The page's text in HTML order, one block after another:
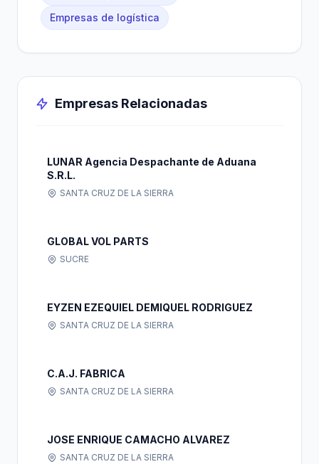
Empresas de logística
Empresas Relacionadas
LUNAR Agencia Despachante de Aduana
S.R.L.
SANTA CRUZ DE LA SIERRA
GLOBAL VOL PARTS
SUCRE
EYZEN EZEQUIEL DEMIQUEL RODRIGUEZ
SANTA CRUZ DE LA SIERRA
C.A.J. FABRICA
SANTA CRUZ DE LA SIERRA
JOSE ENRIQUE CAMACHO ALVAREZ
SANTA CRUZ DE LA SIERRA